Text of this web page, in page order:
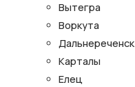
Вытегра
Воркута
Дальнереченск
Карталы
Елец